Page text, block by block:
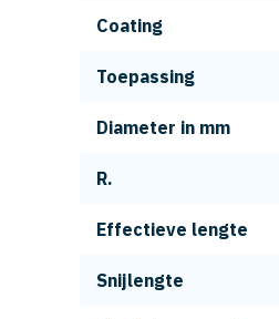
Coating
Toepassing
Diameter in mm
R.
Effectieve lengte
Snijlengte